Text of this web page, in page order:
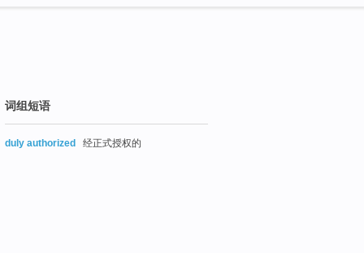
词组短语
duly authorized 经正式授权的